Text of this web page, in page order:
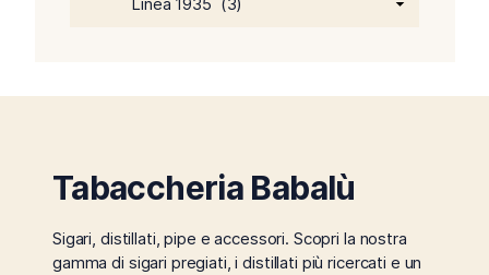
Tabaccheria Babalù
Sigari, distillati, pipe e accessori. Scopri la nostra
gamma di sigari pregiati, i distillati più ricercati e un